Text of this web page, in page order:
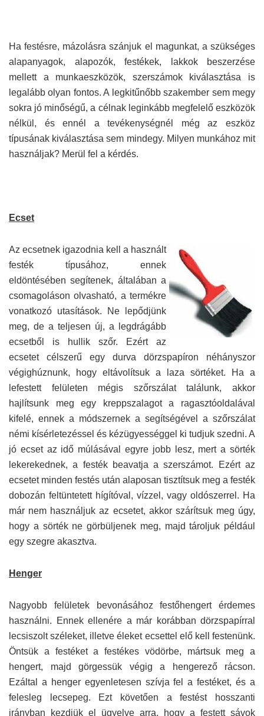
Ha festésre, mázolásra szánjuk el magunkat, a szükséges
alapanyagok, alapozók, festékek, lakkok beszerzése
mellett a munkaeszközök, szerszámok kiválasztása is
legalább olyan fontos. A legkitűnőbb szakember sem megy
sokra jó minőségű, a célnak leginkább megfelelő eszközök
nélkül, és ennél a tevékenységnél még az eszköz
típusának kiválasztása sem mindegy. Milyen munkához mit
használjak? Merül fel a kérdés.
Ecset
Az ecsetnek igazodnia kell a használt
festék típusához, ennek
eldöntésében segítenek, általában a
csomagoláson olvasható, a termékre
vonatkozó utasítások. Ne lepődjünk
meg, de a teljesen új, a legdrágább
ecsetből is hullik szőr. Ezért az
ecsetet célszerű egy durva dörzspapíron néhányszor
végighúznunk, hogy eltávolítsuk a laza sörtéket. Ha a
lefestett felületen mégis szőrszálat találunk, akkor
hajlítsunk meg egy kreppszalagot a ragasztóoldalával
kifelé, ennek a módszernek a segítségével a szőrszálat
némi kísérletezéssel és kézügyességgel ki tudjuk szedni. A
jó ecset az idő múlásával egyre jobb lesz, mert a sörték
lekerekednek, a festék beavatja a szerszámot. Ezért az
ecsetet minden festés után alaposan tisztítsuk meg a festék
dobozán feltüntetett hígítóval, vízzel, vagy oldószerrel. Ha
már nem használjuk az ecsetet, akkor szárítsuk meg úgy,
hogy a sörték ne görbüljenek meg, majd tároljuk például
egy szegre akasztva.
Henger
Nagyobb felületek bevonásához festőhengert érdemes
használni. Ennek ellenére a már korábban dörzspapírral
lecsiszolt széleket, illetve éleket ecsettel elő kell festenünk.
Öntsük a festéket a festékes vödörbe, mártsuk meg a
hengert, majd görgessük végig a hengerező rácson.
Ezáltal a henger egyenletesen szívja fel a festéket, és a
felesleg lecsepeg. Ezt követően a festést hosszanti
irányban kezdjük el ügyelve arra, hogy a festett sávok